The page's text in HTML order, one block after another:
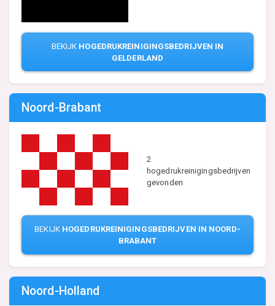
BEKIJK HOGEDRUKREINIGINGSBEDRIJVEN IN
GELDERLAND
Noord-Brabant
2
hogedrukreinigingsbedrijven
gevonden
BEKIJK HOGEDRUKREINIGINGSBEDRIJVEN IN NOORD-
BRABANT
Noord-Holland